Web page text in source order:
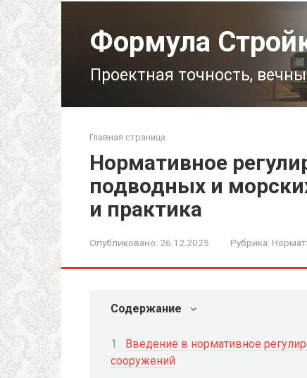
Формула
Проектная точность,
Главная страница
Нормативное
подводных и
и практика
Опубликовано: 26.12.2025 Рубрика:
Содержание
Введение в нормативное
сооружений